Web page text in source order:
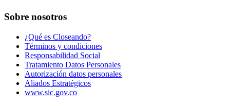
Sobre nosotros
¿Qué es Closeando?
Términos y condiciones
Responsabilidad Social
Tratamiento Datos Personales
Autorización datos personales
Aliados Estratégicos
www.sic.gov.co